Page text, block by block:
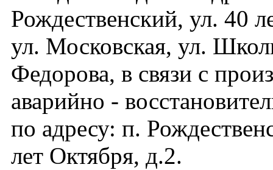
Рождественский, ул. 40
ул. Московская, ул.
Федорова, в связи с
аварийно -
по адресу: п.
лет Октября, д.2.